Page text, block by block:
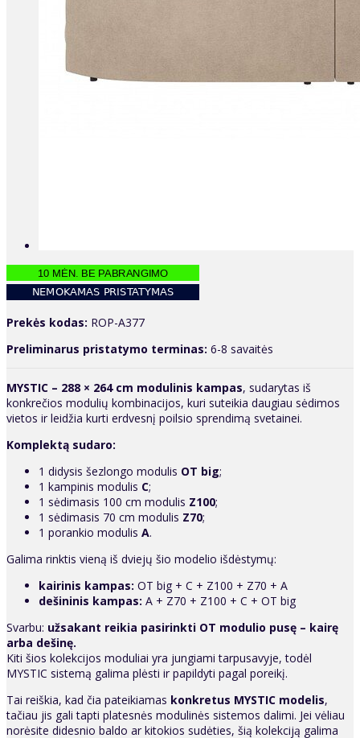
Prekės kodas: ROP-A377
Preliminarus pristatymo terminas: 6-8 savaitės
MYSTIC – 288 × 264 cm modulinis kampas, sudarytas iš
konkrečios modulių kombinacijos, kuri suteikia daugiau sėdimos
vietos ir leidžia kurti erdvesnį poilsio sprendimą svetainei.
Komplektą sudaro:
1 didysis šezlongo modulis OT big;
1 kampinis modulis C;
1 sėdimasis 100 cm modulis Z100;
1 sėdimasis 70 cm modulis Z70;
1 porankio modulis A.
Galima rinktis vieną iš dviejų šio modelio išdėstymų:
kairinis kampas: OT big + C + Z100 + Z70 + A
dešininis kampas: A + Z70 + Z100 + C + OT big
Svarbu: užsakant reikia pasirinkti OT modulio pusę – kairę
arba dešinę.
Kiti šios kolekcijos moduliai yra jungiami tarpusavyje, todėl
MYSTIC sistemą galima plėsti ir papildyti pagal poreikį.
Tai reiškia, kad čia pateikiamas konkretus MYSTIC modelis,
tačiau jis gali tapti platesnės modulinės sistemos dalimi. Jei vėliau
norėsite didesnio baldo ar kitokios sudėties, šią kolekciją galima